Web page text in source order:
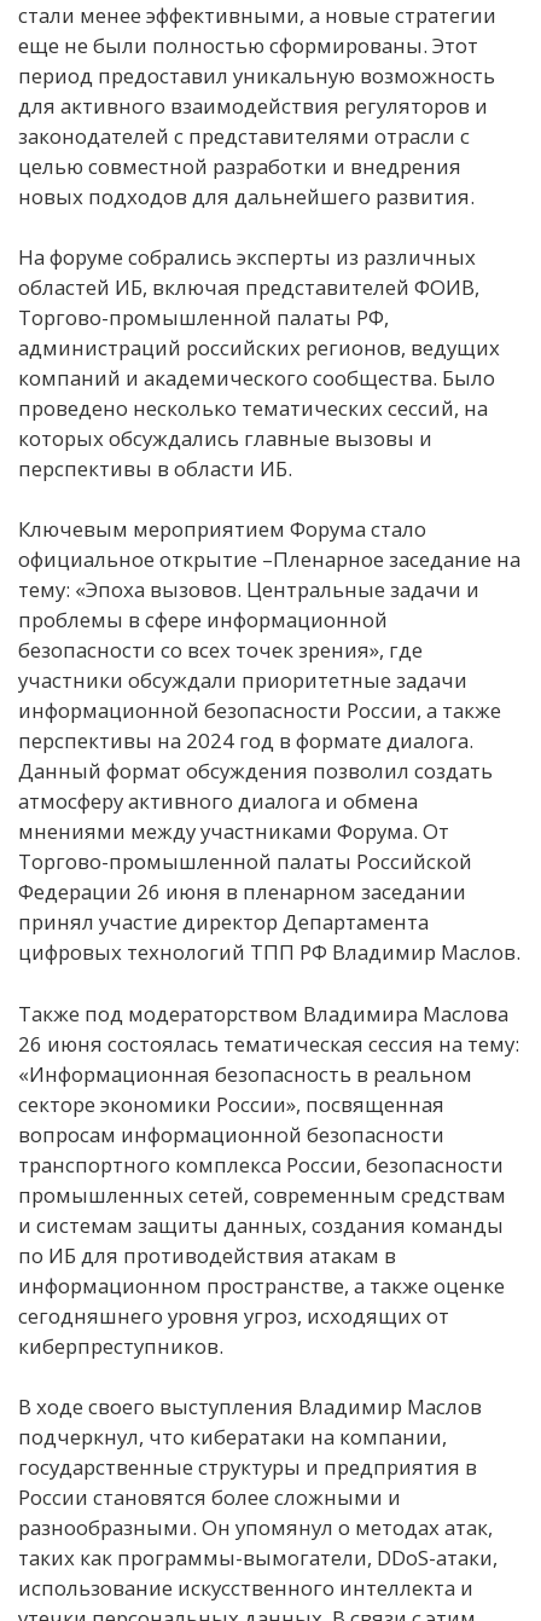
стали менее эффективными, а новые стратегии
еще не были полностью сформированы. Этот
период предоставил уникальную возможность
для активного взаимодействия регуляторов и
законодателей с представителями отрасли с
целью совместной разработки и внедрения
новых подходов для дальнейшего развития.
На форуме собрались эксперты из различных
областей ИБ, включая представителей ФОИВ,
Торгово-промышленной палаты РФ,
администраций российских регионов, ведущих
компаний и академического сообщества. Было
проведено несколько тематических сессий, на
которых обсуждались главные вызовы и
перспективы в области ИБ.
Ключевым мероприятием Форума стало
официальное открытие –Пленарное заседание на
тему: «Эпоха вызовов. Центральные задачи и
проблемы в сфере информационной
безопасности со всех точек зрения», где
участники обсуждали приоритетные задачи
информационной безопасности России, а также
перспективы на 2024 год в формате диалога.
Данный формат обсуждения позволил создать
атмосферу активного диалога и обмена
мнениями между участниками Форума. От
Торгово-промышленной палаты Российской
Федерации 26 июня в пленарном заседании
принял участие директор Департамента
цифровых технологий ТПП РФ Владимир Маслов.
Также под модераторством Владимира Маслова
26 июня состоялась тематическая сессия на тему:
«Информационная безопасность в реальном
секторе экономики России», посвященная
вопросам информационной безопасности
транспортного комплекса России, безопасности
промышленных сетей, современным средствам
и системам защиты данных, создания команды
по ИБ для противодействия атакам в
информационном пространстве, а также оценке
сегодняшнего уровня угроз, исходящих от
киберпреступников.
В ходе своего выступления Владимир Маслов
подчеркнул, что кибератаки на компании,
государственные структуры и предприятия в
России становятся более сложными и
разнообразными. Он упомянул о методах атак,
таких как программы-вымогатели, DDoS-атаки,
использование искусственного интеллекта и